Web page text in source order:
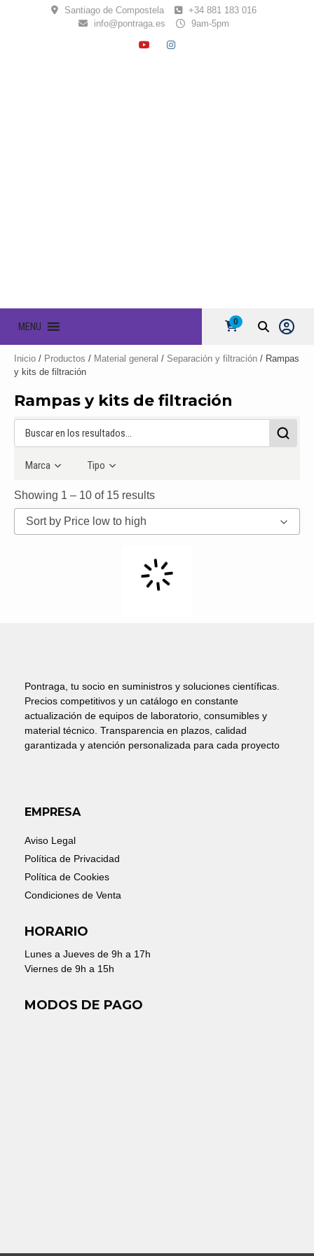
Santiago de Compostela
+34 881 183 016
info@pontraga.es
9am-5pm
YOUTUBE
INSTAGRAM
MENU 0
Inicio / Productos / Material general / Separación y filtración / Rampas
y kits de filtración
Rampas y kits de filtración
Marca Tipo
Showing 1 – 10 of 15 results
Sort by Price low to high
Pontraga, tu socio en suministros y soluciones científicas.
Precios competitivos y un catálogo en constante
actualización de equipos de laboratorio, consumibles y
material técnico. Transparencia en plazos, calidad
garantizada y atención personalizada para cada proyecto
EMPRESA
Aviso Legal
Política de Privacidad
Política de Cookies
Condiciones de Venta
HORARIO
Lunes a Jueves de 9h a 17h
Viernes de 9h a 15h
MODOS DE PAGO